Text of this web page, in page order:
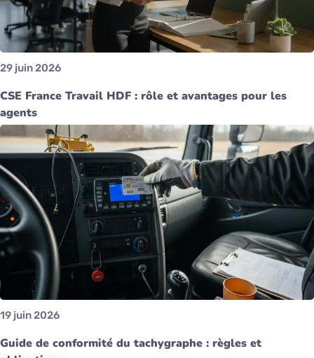
29 juin 2026
CSE France Travail HDF : rôle et avantages pour les
agents
19 juin 2026
Guide de conformité du tachygraphe : règles et